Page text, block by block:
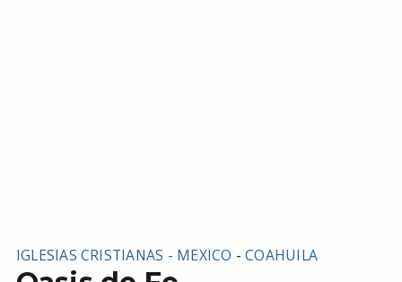
IGLESIAS CRISTIANAS - MEXICO -COAHUILA